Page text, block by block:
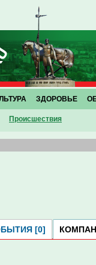
Проиcшествия
ЗДОРОВЬЕ
[0]